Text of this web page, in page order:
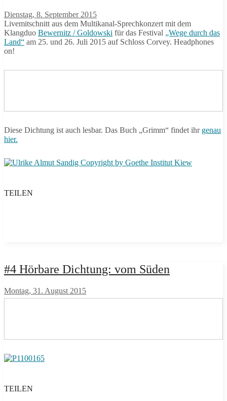
Dienstag, 8. September 2015
Livemitschnitt aus dem Multikanal-Sprechkonzert mit dem
Klangduo Bewernitz / Goldowski für das Festival „Wege durch das
Land“ am 25. und 26. Juli 2015 auf Schloss Corvey. Headphones
on!
Diese Dichtung ist auch lesbar. Das Buch „Grimm“ findet ihr genau
hier.
TEILEN
#4 Hörbare Dichtung: vom Süden
Montag, 31. August 2015
TEILEN